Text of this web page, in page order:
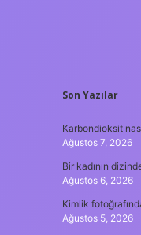
Son Yazılar
Karbondioksit
Ağustos 7, 2026
Bir kadının
Ağustos 6, 2026
Kimlik
Ağustos 5, 2026